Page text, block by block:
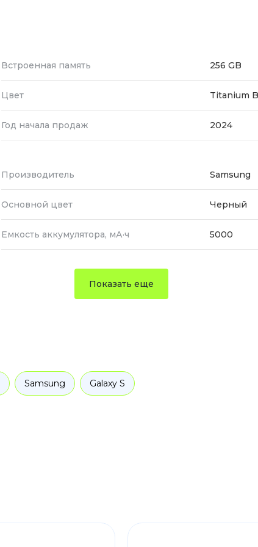
Встроенная память 256 GB
Цвет Titanium
Год начала продаж 2024
Производитель Samsung
Основной цвет Черный
Емкость аккумулятора, мА·ч 5000
Показать еще
Samsung Galaxy S